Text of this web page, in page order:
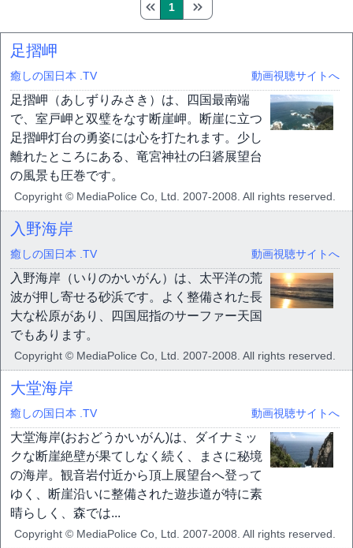
1
足摺岬
癒しの国日本 .TV 動画視聴サイトへ
足摺岬（あしずりみさき）は、四国最南端
で、室戸岬と双璧をなす断崖岬。断崖に立つ
足摺岬灯台の勇姿には心を打たれます。少し
離れたところにある、竜宮神社の臼碆展望台
の風景も圧巻です。
Copyright © MediaPolice Co, Ltd. 2007-2008. All rights reserved.
入野海岸
癒しの国日本 .TV 動画視聴サイトへ
入野海岸（いりのかいがん）は、太平洋の荒
波が押し寄せる砂浜です。よく整備された長
大な松原があり、四国屈指のサーファー天国
でもあります。
Copyright © MediaPolice Co, Ltd. 2007-2008. All rights reserved.
大堂海岸
癒しの国日本 .TV 動画視聴サイトへ
大堂海岸(おおどうかいがん)は、ダイナミッ
クな断崖絶壁が果てしなく続く、まさに秘境
の海岸。観音岩付近から頂上展望台へ登って
ゆく、断崖沿いに整備された遊歩道が特に素
晴らしく、森では...
Copyright © MediaPolice Co, Ltd. 2007-2008. All rights reserved.